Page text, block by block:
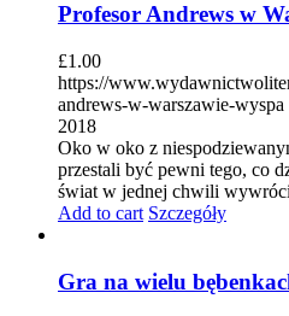
Profesor Andrews w
£1.00
https://
andrews-w-warszawie-wyspa
2018
Oko w oko z
przestali być pewni tego, co
świat w jednej chwili
Add to cart Szczegóły
Gra na wielu